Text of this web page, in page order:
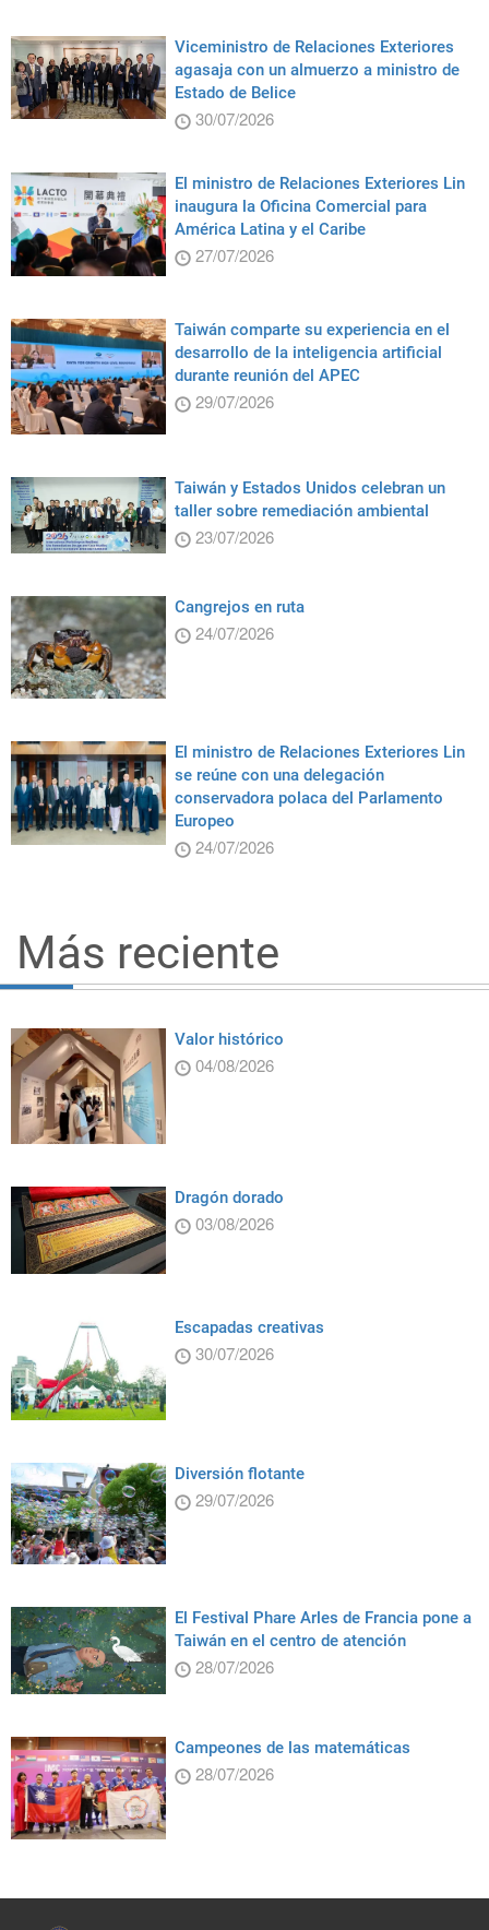
Viceministro de Relaciones Exteriores
agasaja con un almuerzo a ministro de
Estado de Belice
30/07/2026
El ministro de Relaciones Exteriores Lin
inaugura la Oficina Comercial para
América Latina y el Caribe
27/07/2026
Taiwán comparte su experiencia en el
desarrollo de la inteligencia artificial
durante reunión del APEC
29/07/2026
Taiwán y Estados Unidos celebran un
taller sobre remediación ambiental
23/07/2026
Cangrejos en ruta
24/07/2026
El ministro de Relaciones Exteriores Lin
se reúne con una delegación
conservadora polaca del Parlamento
Europeo
24/07/2026
Más reciente
Valor histórico
04/08/2026
Dragón dorado
03/08/2026
Escapadas creativas
30/07/2026
Diversión flotante
29/07/2026
El Festival Phare Arles de Francia pone a
Taiwán en el centro de atención
28/07/2026
Campeones de las matemáticas
28/07/2026